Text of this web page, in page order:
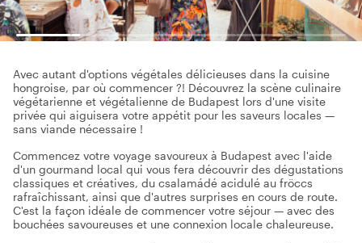
Avec autant d'options végétales délicieuses dans la cuisine
hongroise, par où commencer ?! Découvrez la scène culinaire
végétarienne et végétalienne de Budapest lors d'une visite
privée qui aiguisera votre appétit pour les saveurs locales —
sans viande nécessaire !
Commencez votre voyage savoureux à Budapest avec l'aide
d'un gourmand local qui vous fera découvrir des dégustations
classiques et créatives, du csalamádé acidulé au fröccs
rafraîchissant, ainsi que d'autres surprises en cours de route.
C'est la façon idéale de commencer votre séjour — avec des
bouchées savoureuses et une connexion locale chaleureuse.